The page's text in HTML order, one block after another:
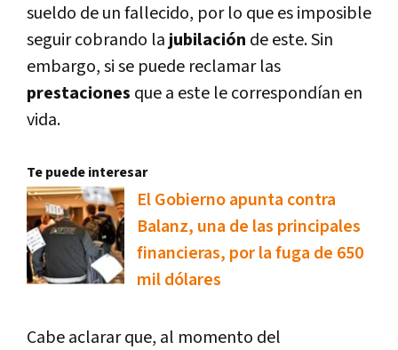
sueldo de un fallecido, por lo que es imposible
seguir cobrando la jubilación de este. Sin
embargo, si se puede reclamar las
prestaciones que a este le correspondían en
vida.
Te puede interesar
El Gobierno apunta contra
Balanz, una de las principales
financieras, por la fuga de 650
mil dólares
Cabe aclarar que, al momento del